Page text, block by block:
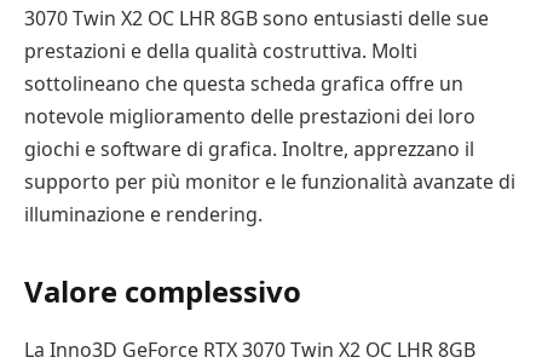
3070 Twin X2 OC LHR 8GB sono entusiasti delle sue
prestazioni e della qualità costruttiva. Molti
sottolineano che questa scheda grafica offre un
notevole miglioramento delle prestazioni dei loro
giochi e software di grafica. Inoltre, apprezzano il
supporto per più monitor e le funzionalità avanzate di
illuminazione e rendering.
Valore complessivo
La Inno3D GeForce RTX 3070 Twin X2 OC LHR 8GB